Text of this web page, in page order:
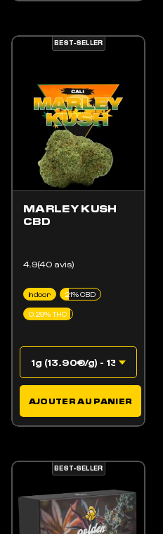
AJOUTER AU PANIER
MARLEY KUSH
CBD
Indoor 21% CBD
0.29% THC
4.9(40 avis)
BEST-SELLER
LA PAGE DU PRODUIT
BEST-SELLER
PEUVENT ÊTRE CHOISIES SUR LA